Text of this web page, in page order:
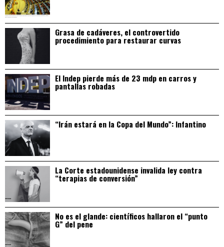
Grasa de cadáveres, el controvertido
procedimiento para restaurar curvas
El Indep pierde más de 23 mdp en carros y
pantallas robadas
“Irán estará en la Copa del Mundo”: Infantino
La Corte estadounidense invalida ley contra
“terapias de conversión”
No es el glande: científicos hallaron el “punto
G” del pene